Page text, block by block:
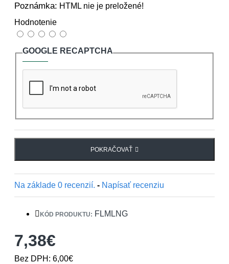
Poznámka: HTML nie je preložené!
Hodnotenie
GOOGLE RECAPTCHA
POKRAČOVAŤ
Na základe 0 recenzií. - Napísať recenziu
7,38€
Bez DPH: 6,00€
KÓD PRODUKTU: FLMLNG